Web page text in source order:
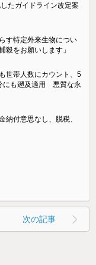
たガイドライン改定案
す特定外来生物につい
殺をお願いします」
世帯人数にカウント、5
も遡及適用 悪質な永
付意思なし、脱税、
次の記事